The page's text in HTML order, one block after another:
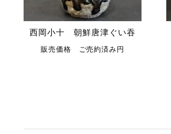
西岡小十 朝鮮唐津ぐい吞
販売価格 ご売約済み円